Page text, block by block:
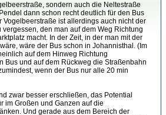
sondern auch die Neltestraße
dann schon recht deutlich für den Bus
Vogelbeerstraße ist allerdings auch nicht der
den man auf dem Weg Richtung
macht. In der Zeit, in der man mit der
wäre der Bus schon in Johannisthal. (Im
auf dem Hinweg Richtung
Bus und auf dem Rückweg die Straßenbahn
wenn der Bus nur alle 20 min
zwar besser erschließen, das Potential
im Großen und Ganzen auf die
Und gerade aus dem Bereich der